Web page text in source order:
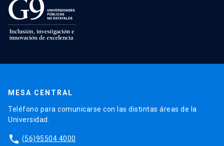
MESA CENTRAL
Teléfono para comunicarse con las distintas áreas de la
Universidad.
phone (56)95504 4000